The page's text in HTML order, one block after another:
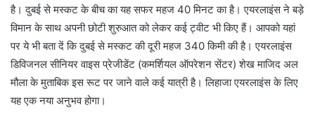
है। दुबई से मस्‍कट के बीच का यह सफर महज 40 मिनट का है। एयरलाइंस ने बड़े
विमान के साथ अपनी छोटी शुरुआत को लेकर कई ट्वीट भी किए हैं। आपको यहां
पर ये भी बता दें कि दुबई से मस्‍कट की दूरी महज 340 किमी की है। एयरलाइंस
डि‍विजनल सीनियर वाइस प्रेजीडेंट (कमर्शियल ऑपरेशन सेंटर) शेख माजिद अल
मौला के मुताबिक इस रूट पर जाने वाले कई यात्री है। लिहाजा एयरलाइंस के लिए
यह एक नया अनुभव होगा।